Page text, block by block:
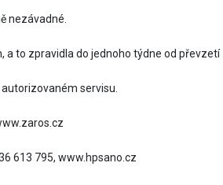
nezávadné.
to zpravidla do jednoho týdne od převzetí
servisu.
613 795, www.hpsano.cz